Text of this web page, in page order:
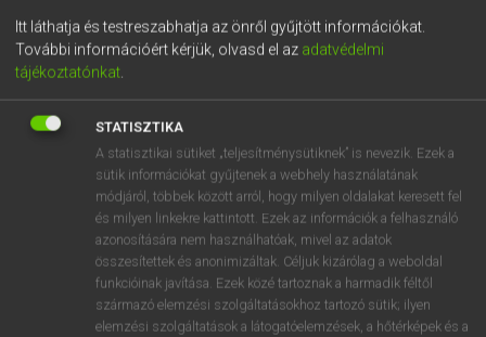
Itt láthatja és testreszabhatja az önről gyűjtött információkat.
További információért kérjük, olvasd el az adatvédelmi
tájékoztatónkat.
STATISZTIKA
A statisztikai sütiket „teljesítménysütiknek” is nevezik. Ezek a
sütik információkat gyűjtenek a webhely használatának
módjáról, többek között arról, hogy milyen oldalakat keresett fel
és milyen linkekre kattintott. Ezek az információk a felhasználó
azonosítására nem használhatóak, mivel az adatok
összesítettek és anonimizáltak. Céljuk kizárólag a weboldal
funkcióinak javítása. Ezek közé tartoznak a harmadik féltől
származó elemzési szolgáltatásokhoz tartozó sütik; ilyen
elemzési szolgáltatások a látogatóelemzések, a hőtérképek és a